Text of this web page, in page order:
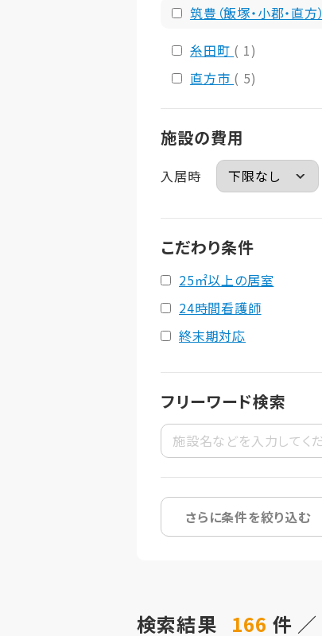
筑豊（飯塚・小郡・直方）
糸田町 ( 1)
直方市 ( 5)
施設の費用
入居時
こだわり条件
25㎡以上の居室
24時間看護師
終末期対応
フリーワード検索
さらに条件を絞り込む
検索結果 166 件 ／